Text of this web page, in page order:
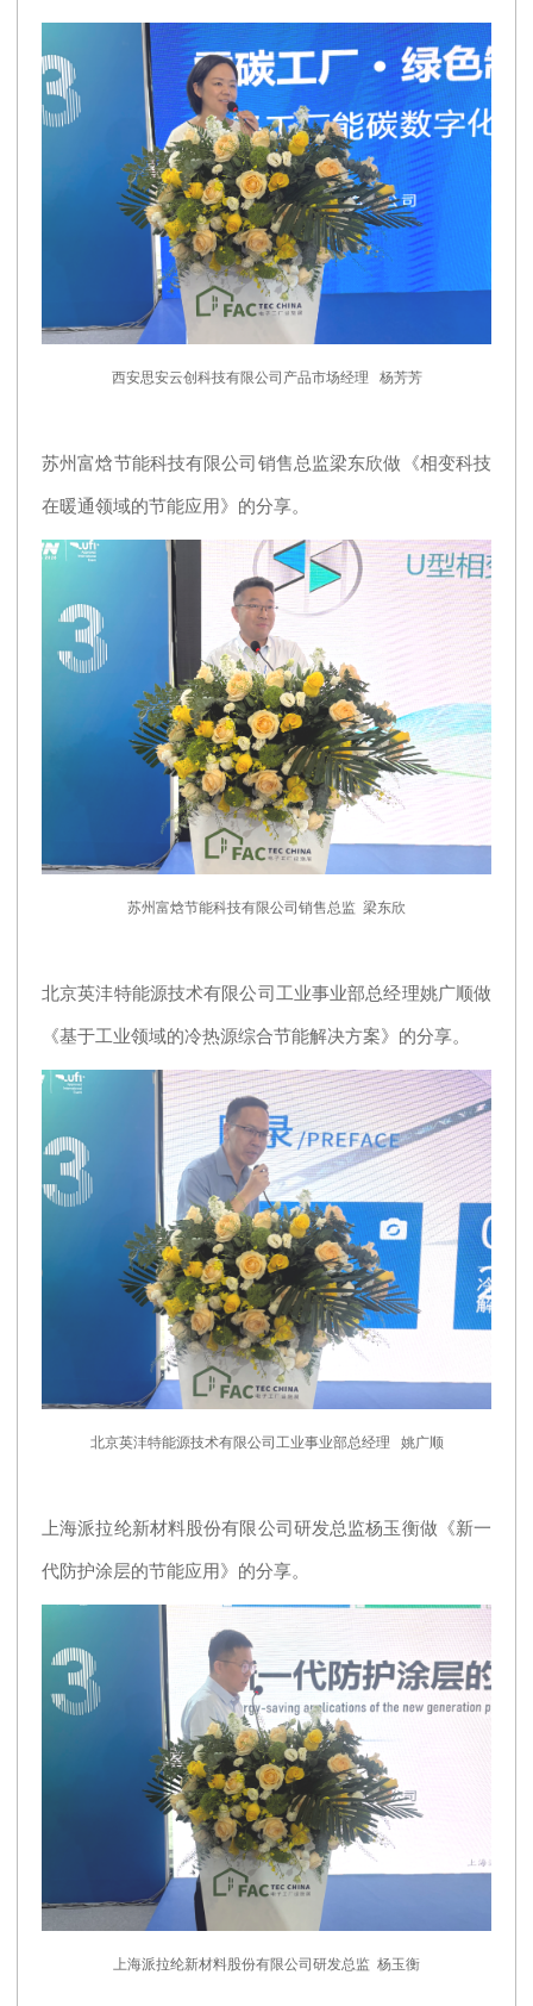
西安思安云创科技有限公司产品市场经理 杨芳芳
苏州富焓节能科技有限公司销售总监梁东欣做《相变科技
在暖通领域的节能应用》的分享。
苏州富焓节能科技有限公司销售总监 梁东欣
北京英沣特能源技术有限公司工业事业部总经理姚广顺做
《基于工业领域的冷热源综合节能解决方案》的分享。
北京英沣特能源技术有限公司工业事业部总经理 姚广顺
上海派拉纶新材料股份有限公司研发总监杨玉衡做《新一
代防护涂层的节能应用》的分享。
上海派拉纶新材料股份有限公司研发总监 杨玉衡